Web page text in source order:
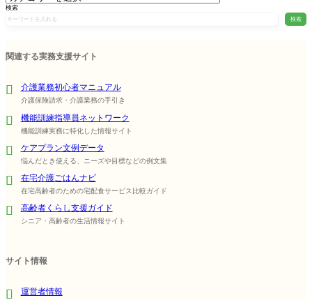
検索
検索
関連する実務支援サイト
介護業務初心者マニュアル
介護保険請求・介護業務の手引き
機能訓練指導員ネットワーク
機能訓練実務に特化した情報サイト
ケアプラン文例データ
悩んだとき使える、ニーズや目標などの例文集
在宅介護ごはんナビ
在宅高齢者のための宅配食サービス比較ガイド
高齢者くらし支援ガイド
シニア・高齢者の生活情報サイト
サイト情報
運営者情報